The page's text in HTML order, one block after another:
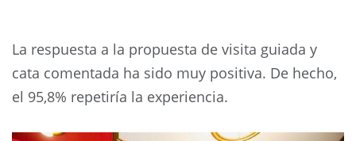
La respuesta a la propuesta de visita guiada y
cata comentada ha sido muy positiva. De hecho,
el 95,8% repetiría la experiencia.